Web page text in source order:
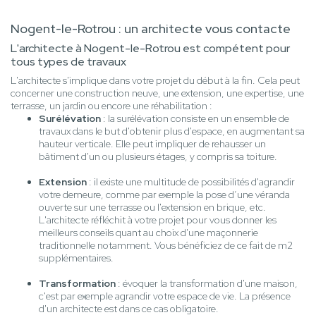
Nogent-le-Rotrou : un architecte vous contacte
L'architecte à Nogent-le-Rotrou est compétent pour
tous types de travaux
L'architecte s'implique dans votre projet du début à la fin. Cela peut
concerner une construction neuve, une extension, une expertise, une
terrasse, un jardin ou encore une réhabilitation :
Surélévation : la surélévation consiste en un ensemble de
travaux dans le but d'obtenir plus d'espace, en augmentant sa
hauteur verticale. Elle peut impliquer de rehausser un
bâtiment d'un ou plusieurs étages, y compris sa toiture.
Extension : il existe une multitude de possibilités d'agrandir
votre demeure, comme par exemple la pose d’une véranda
ouverte sur une terrasse ou l'extension en brique, etc.
L'architecte réfléchit à votre projet pour vous donner les
meilleurs conseils quant au choix d'une maçonnerie
traditionnelle notamment. Vous bénéficiez de ce fait de m2
supplémentaires.
Transformation : évoquer la transformation d'une maison,
c'est par exemple agrandir votre espace de vie. La présence
d'un architecte est dans ce cas obligatoire.